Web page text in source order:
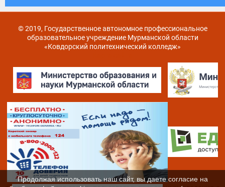
© 2019, Государственное автономное профессиональное
образовательное учреждение Мурманской области
«Ковдорский политехнический колледж»
Продолжая использовать наш сайт, вы даете согласие на